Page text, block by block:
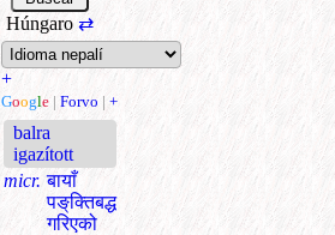
Húngaro ⇄
+
Google | Forvo | +
balra
igazított
micr. बायाँ
पङ्‌क्तिबद्ध
गरिएको